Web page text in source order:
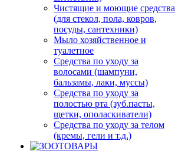
Чистящие и моющие средства
(для стекол, пола, ковров,
посуды, сантехники)
Мыло хозяйственное и
туалетное
Средства по уходу за
волосами (шампуни,
бальзамы, лаки, муссы)
Средства по уходу за
полостью рта (зуб.пасты,
щетки, ополаскиватели)
Средства по уходу за телом
(кремы, гели и т.д.)